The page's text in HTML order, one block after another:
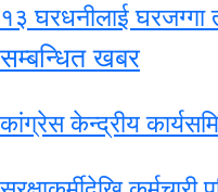
१३ घरधनीलाई घरजग्गा
सम्बन्धित खबर
कांग्रेस केन्द्रीय